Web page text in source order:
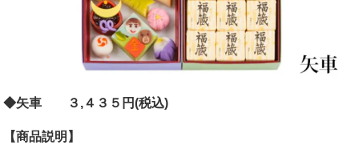
◆矢車 ３,４３５円(税込)
【商品説明】